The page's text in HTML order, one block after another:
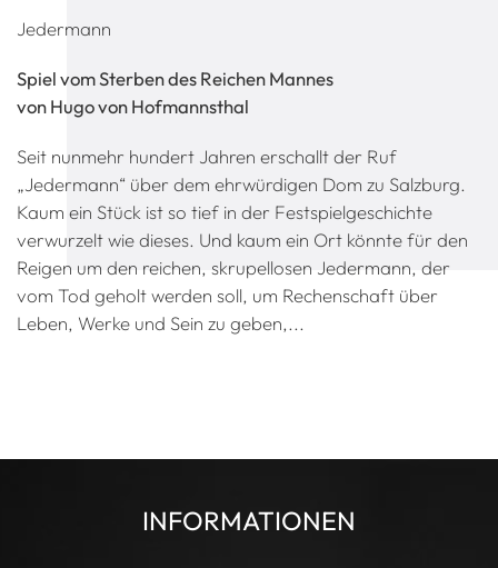
Jedermann
Spiel vom Sterben des Reichen Mannes
von Hugo von Hofmannsthal
Seit nunmehr hundert Jahren erschallt der Ruf
„Jedermann“ über dem ehrwürdigen Dom zu Salzburg.
Kaum ein Stück ist so tief in der Festspielgeschichte
verwurzelt wie dieses. Und kaum ein Ort könnte für den
Reigen um den reichen, skrupellosen Jedermann, der
vom Tod geholt werden soll, um Rechenschaft über
Leben, Werke und Sein zu geben,...
INFORMATIONEN